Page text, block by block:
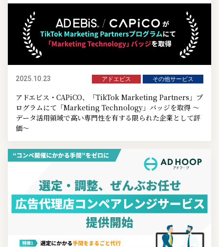
2025.10.23 アドエビス その他サービス
アドエビス・CAPiCO、「TikTok Marketing Partners」プ
ログラムにて「Marketing Technology」バッジを取得 ～
データ活用領域で高い専門性を有する限られた企業として評
価～